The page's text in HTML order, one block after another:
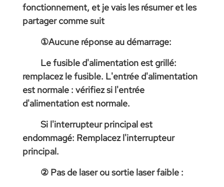
fonctionnement, et je vais les résumer et les
partager comme suit
①Aucune réponse au démarrage:
Le fusible d'alimentation est grillé:
remplacez le fusible. L'entrée d'alimentation
est normale : vérifiez si l'entrée
d'alimentation est normale.
Si l'interrupteur principal est
endommagé: Remplacez l'interrupteur
principal.
② Pas de laser ou sortie laser faible :